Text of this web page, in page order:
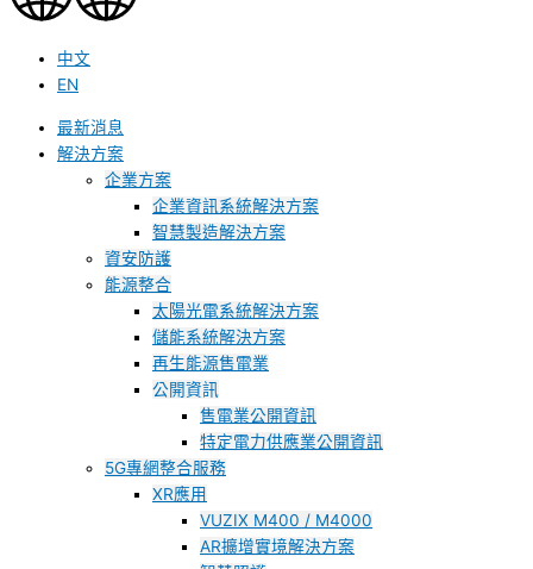
中文
EN
最新消息
解決方案
企業方案
企業資訊系統解決方案
智慧製造解決方案
資安防護
能源整合
太陽光電系統解決方案
儲能系統解決方案
再生能源售電業
公開資訊
售電業公開資訊
特定電力供應業公開資訊
5G專網整合服務
XR應用
VUZIX M400 / M4000
AR擴增實境解決方案